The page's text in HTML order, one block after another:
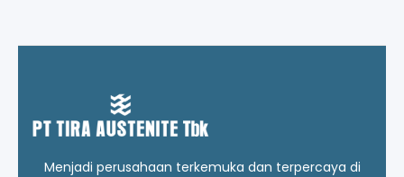
Menjadi perusahaan terkemuka dan terpercaya di